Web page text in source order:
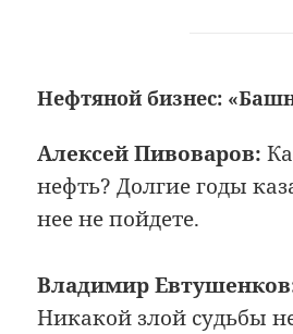
Нефтяной бизнес:
Алексей Пивоваров:
нефть? Долгие годы
нее не пойдете.
Владимир
Никакой злой судьбы